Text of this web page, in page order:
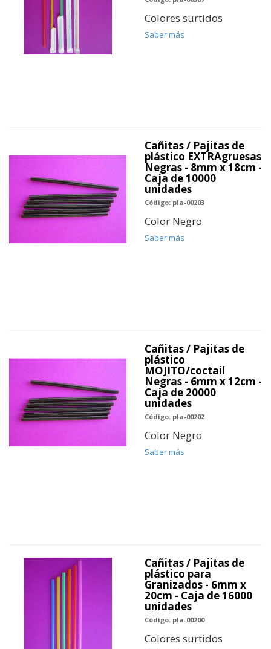
Colores surtidos
Saber más
Cañitas / Pajitas de
plástico EXTRAgruesas
Negras - 8mm x 18cm -
Caja de 10000
unidades
Código: pla-00203
Color Negro
Saber más
Cañitas / Pajitas de
plástico
MOJITO/coctail
Negras - 6mm x 12cm -
Caja de 20000
unidades
Código: pla-00202
Color Negro
Saber más
Cañitas / Pajitas de
plástico para
Granizados - 6mm x
20cm - Caja de 16000
unidades
Código: pla-00200
Colores surtidos